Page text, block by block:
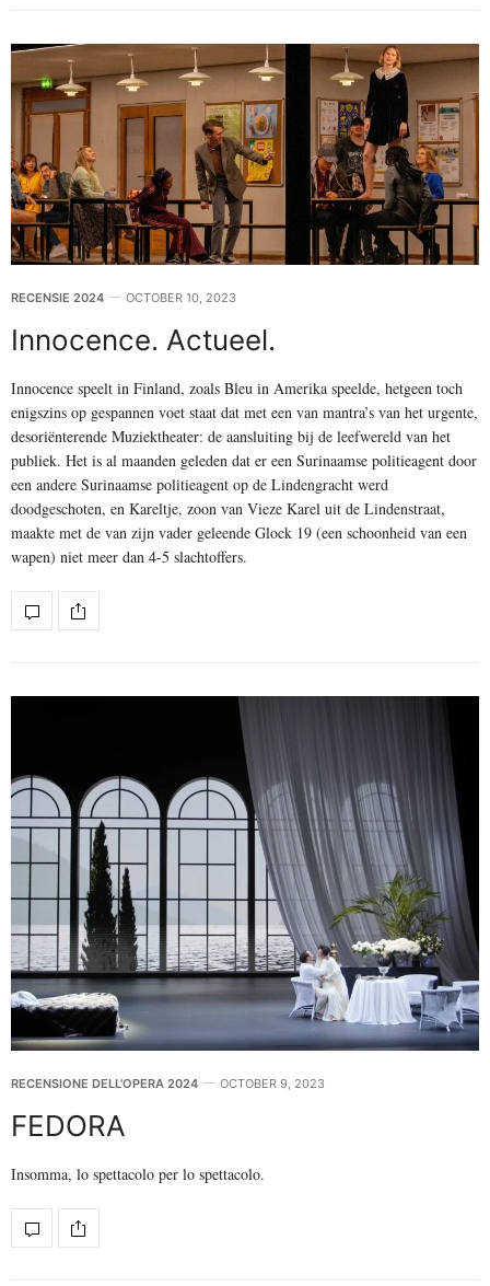
RECENSIE 2024 OCTOBER 10, 2023
Innocence. Actueel.
Innocence speelt in Finland, zoals Bleu in Amerika speelde, hetgeen toch
enigszins op gespannen voet staat dat met een van mantra’s van het urgente,
desoriënterende Muziektheater: de aansluiting bij de leefwereld van het
publiek. Het is al maanden geleden dat er een Surinaamse politieagent door
een andere Surinaamse politieagent op de Lindengracht werd
doodgeschoten, en Kareltje, zoon van Vieze Karel uit de Lindenstraat,
maakte met de van zijn vader geleende Glock 19 (een schoonheid van een
wapen) niet meer dan 4-5 slachtoffers.
RECENSIONE DELL'OPERA 2024 OCTOBER 9, 2023
FEDORA
Insomma, lo spettacolo per lo spettacolo.